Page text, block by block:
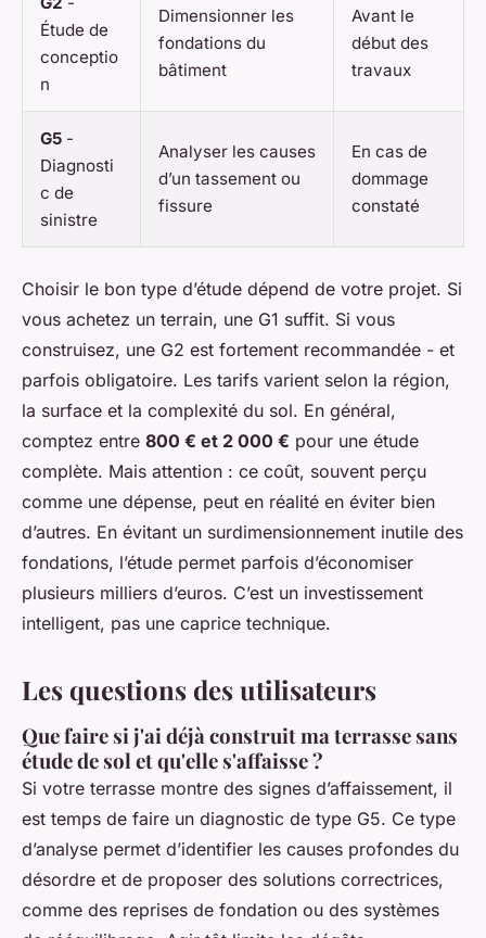
Étude de
conceptio
n
Dimensionner les
fondations du
bâtiment
Avant le
début des
travaux
G5 -
Diagnosti
c de
sinistre
Analyser les causes
d’un tassement ou
fissure
En cas de
dommage
constaté
Choisir le bon type d’étude dépend de votre projet. Si
vous achetez un terrain, une G1 suffit. Si vous
construisez, une G2 est fortement recommandée - et
parfois obligatoire. Les tarifs varient selon la région,
la surface et la complexité du sol. En général,
comptez entre 800 € et 2 000 € pour une étude
complète. Mais attention : ce coût, souvent perçu
comme une dépense, peut en réalité en éviter bien
d’autres. En évitant un surdimensionnement inutile des
fondations, l’étude permet parfois d’économiser
plusieurs milliers d’euros. C’est un investissement
intelligent, pas une caprice technique.
Les questions des utilisateurs
Que faire si j'ai déjà construit ma terrasse sans
étude de sol et qu'elle s'affaisse ?
Si votre terrasse montre des signes d’affaissement, il
est temps de faire un diagnostic de type G5. Ce type
d’analyse permet d’identifier les causes profondes du
désordre et de proposer des solutions correctrices,
comme des reprises de fondation ou des systèmes